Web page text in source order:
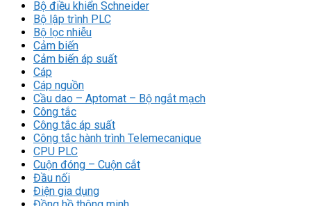
Bộ điều khiển Schneider
Bộ lập trình PLC
Bộ lọc nhiễu
Cảm biến
Cảm biến áp suất
Cáp
Cáp nguồn
Cầu dao – Aptomat – Bộ ngắt mạch
Công tắc
Công tắc áp suất
Công tắc hành trình Telemecanique
CPU PLC
Cuộn đóng – Cuộn cắt
Đầu nối
Điện gia dụng